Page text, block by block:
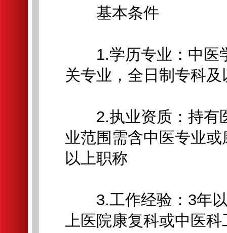
基本条件
1.学历专业：中医
关专业，全日制专科及
2.执业资质：持有
业范围需含中医专业
以上职称
3.工作经验：3年以
上医院康复科或中医